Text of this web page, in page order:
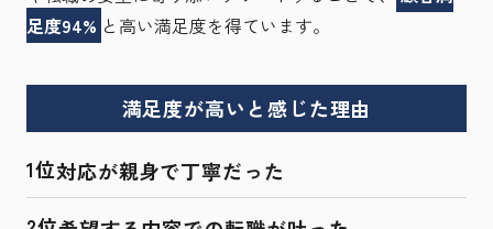
足度94% と高い満足度を得ています。
満足度が高いと感じた理由
1位対応が親身で丁寧だった